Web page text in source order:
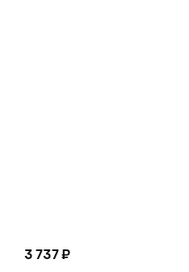
3 737 ₽